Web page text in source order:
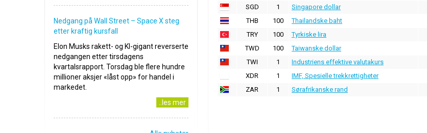
SGD
1 Singapore dollar
THB
100 Thailandske baht
TRY
100 Tyrkiske lira
TWD
100 Taiwanske dollar
TWI
1 Industriens effektive valutakurs
XDR
1 IMF, Spesielle trekkrettigheter
ZAR
1 Sørafrikanske rand
Nedgang på Wall Street – Space X steg
etter kraftig kursfall
Elon Musks rakett- og KI-gigant reverserte
nedgangen etter tirsdagens
kvartalsrapport. Torsdag ble flere hundre
millioner aksjer «låst opp» for handel i
markedet.
..les mer